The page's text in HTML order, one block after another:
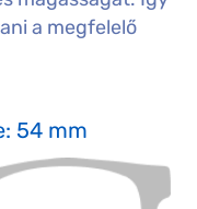
a megfelelő
54 mm